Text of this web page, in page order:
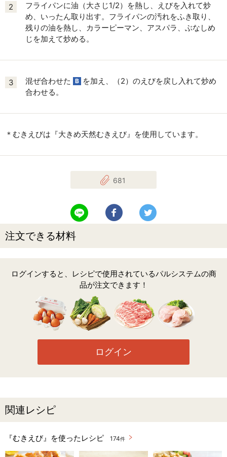
2
フライパンに油（大さじ1/2）を熱し、えびを入れて炒
め、いったん取り出す。フライパンの汚れをふき取り、
残りの油を熱し、カラーピーマン、アスパラ、ぶなしめ
じを加えて炒める。
3 混ぜ合わせた B
を加え、（2）のえびを戻し入れて炒め
合わせる。
＊むきえびは『大きめ天然むきえび』を使用しています。
681
LINEで送る Facebookでシェアする
注文できる材料
ログインすると、レシピで使用されているパルシステムの商
品が注文できます！
ログイン
関連レシピ
『むきえび』を使ったレシピ 174件